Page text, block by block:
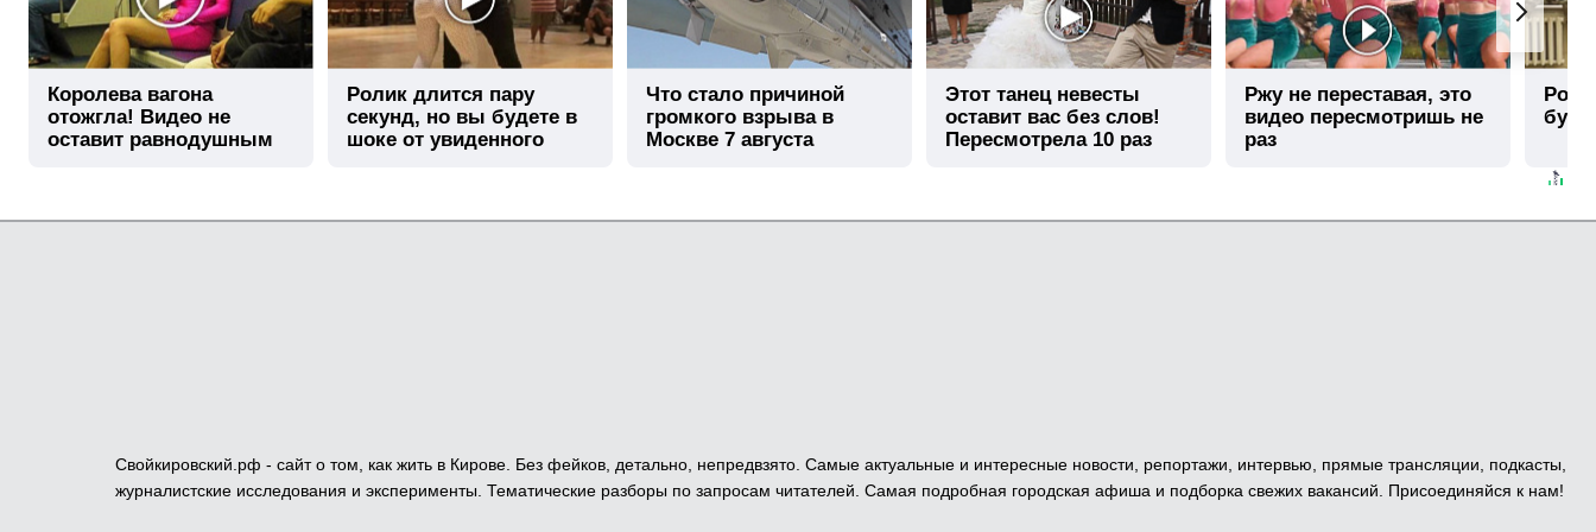
Королева вагона
отожгла! Видео не
оставит равнодушным
Ролик длится пару
секунд, но вы будете в
шоке от увиденного
Что стало причиной
громкого взрыва в
Москве 7 августа
Этот танец невесты
оставит вас без слов!
Пересмотрела 10 раз
Ржу не переставая, это
видео пересмотришь не
раз
Свойкировский.рф - сайт о том, как жить в Кирове. Без фейков, детально, непредвзято. Самые актуальные и интересные новости, репортажи, интервью, прямые трансляции, подкасты,
журналистские исследования и эксперименты. Тематические разборы по запросам читателей. Самая подробная городская афиша и подборка свежих вакансий. Присоединяйся к нам!